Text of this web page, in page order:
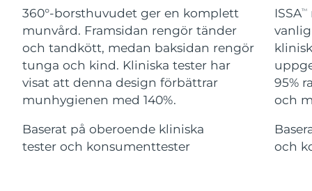
360°-borsthuvudet ger en komplett
munvård. Framsidan rengör tänder
och tandkött, medan baksidan rengör
tunga och kind. Kliniska tester har
visat att denna design förbättrar
munhygienen med 140%.
Baserat på oberoende kliniska
tester och konsumenttester
ISSATM
95%
och
och
For healthy hair
18% PAP
Kosmetika Man
Handla allt
Israel Förväntad leverans 8/13/26
Italien Förväntad leverans 8/9/26
Japan Förväntad leverans 8/12/26
Kazakstan Förväntad leverans 8/11/26